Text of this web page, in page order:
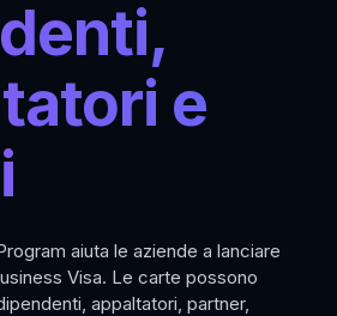
e
aiuta le aziende a lanciare
Visa. Le carte possono
appaltatori, partner,